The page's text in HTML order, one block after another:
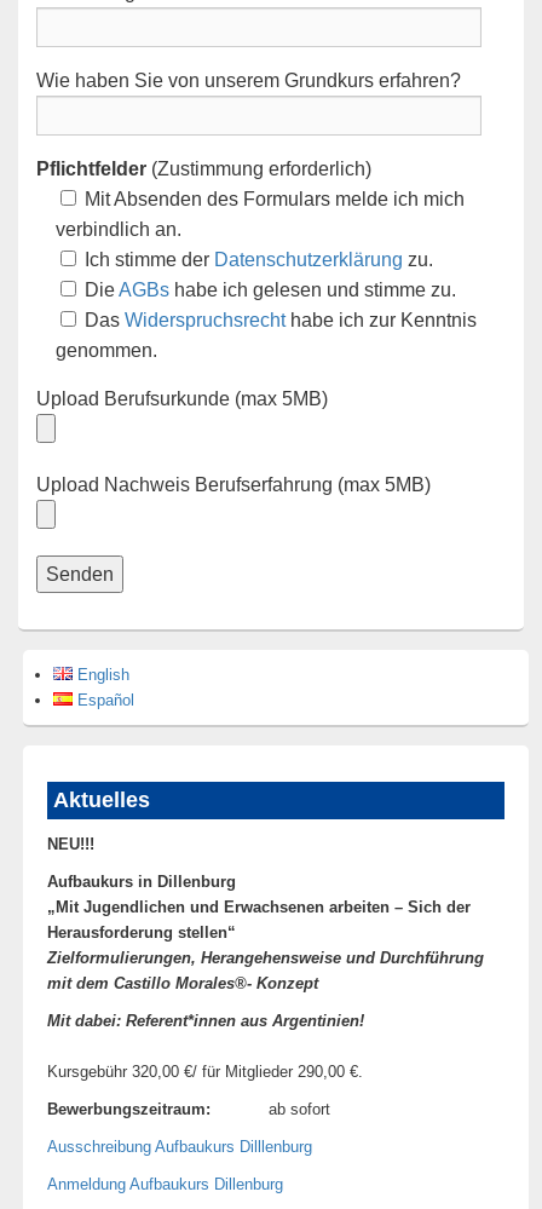
Wie haben Sie von unserem Grundkurs erfahren?
Pflichtfelder (Zustimmung erforderlich)
Mit Absenden des Formulars melde ich mich
verbindlich an.
Ich stimme der Datenschutzerklärung zu.
DieAGBs habe ich gelesen und stimme zu.
Das Widerspruchsrechthabe ich zur Kenntnis
genommen.
Upload Berufsurkunde (max 5MB)
Upload Nachweis Berufserfahrung (max 5MB)
English
Español
Aktuelles
NEU!!!
Aufbaukurs in Dillenburg
„Mit Jugendlichen und Erwachsenen arbeiten – Sich der
Herausforderung stellen“
Zielformulierungen, Herangehensweise und Durchführung
mit dem Castillo Morales®- Konzept
Mit dabei: Referent*innen aus Argentinien!
Kursgebühr 320,00 €/ für Mitglieder 290,00 €.
Bewerbungszeitraum:ab sofort
Ausschreibung Aufbaukurs Dilllenburg
Anmeldung Aufbaukurs Dillenburg